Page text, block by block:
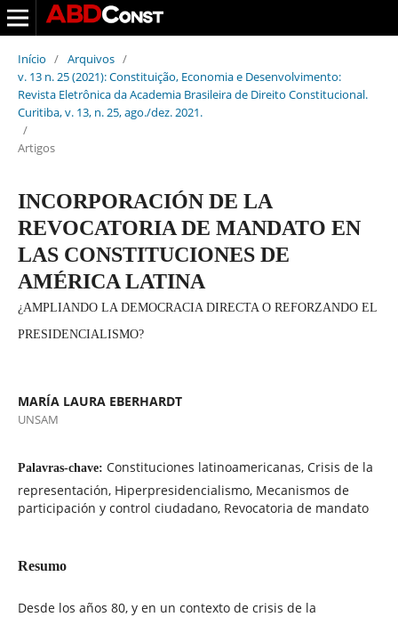
Início / Arquivos /
v. 13 n. 25 (2021): Constituição, Economia e Desenvolvimento:
Revista Eletrônica da Academia Brasileira de Direito Constitucional.
Curitiba, v. 13, n. 25, ago./dez. 2021.
/
Artigos
INCORPORACIÓN DE LA
REVOCATORIA DE MANDATO EN
LAS CONSTITUCIONES DE
AMÉRICA LATINA
¿AMPLIANDO LA DEMOCRACIA DIRECTA O REFORZANDO EL
PRESIDENCIALISMO?
MARÍA LAURA EBERHARDT
UNSAM
Palavras-chave: Constituciones latinoamericanas, Crisis de la
representación, Hiperpresidencialismo, Mecanismos de
participación y control ciudadano, Revocatoria de mandato
Resumo
Desde los años 80, y en un contexto de crisis de la